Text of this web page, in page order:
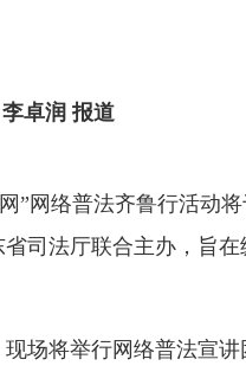
卓润 报道
络普法齐鲁行活动将
司法厅联合主办，旨
将举行网络普法宣讲